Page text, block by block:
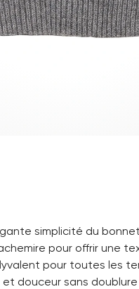
simplicité du
pour offrir une
pour toutes les
douceur sans